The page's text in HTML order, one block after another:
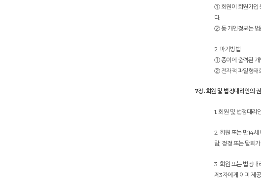
① 회원이 회원가입
다.
② 동 개인정보는 법
2. 파기방법
① 종이에 출력된 개
② 전자적 파일형태
7장. 회원 및 법정대리인의
1. 회원 및 법정대리
2. 회원 또는 만14세
람, 정정 또는 탈퇴
3. 회원 또는 법정대
제3자에게 이미 제